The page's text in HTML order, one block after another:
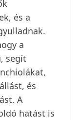
és a
a
segít
és
A
hatást is